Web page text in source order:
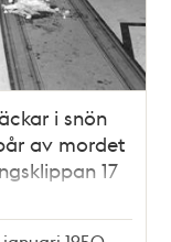
i snön
av mordet
17